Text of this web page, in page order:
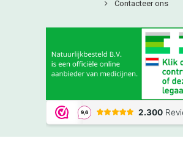
Contacteer ons